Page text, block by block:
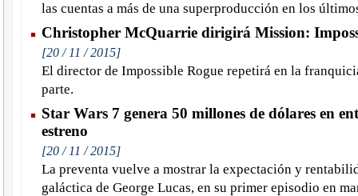
las cuentas a más de una superproducción en los
Christopher McQuarrie dirigirá Mission:
[20 / 11 / 2015]
El director de Impossible Rogue repetirá en la
parte.
Star Wars 7 genera 50 millones de dólares en
estreno
[20 / 11 / 2015]
La preventa vuelve a mostrar la expectación y
galáctica de George Lucas, en su primer episodio en